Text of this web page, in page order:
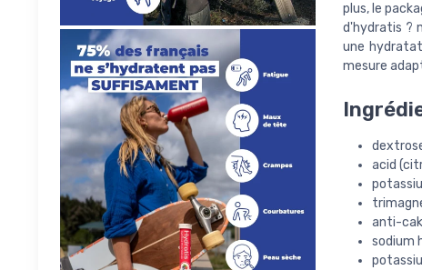
plus, le
d'hydratis ?
une
mesure
acid
anti-
sodium